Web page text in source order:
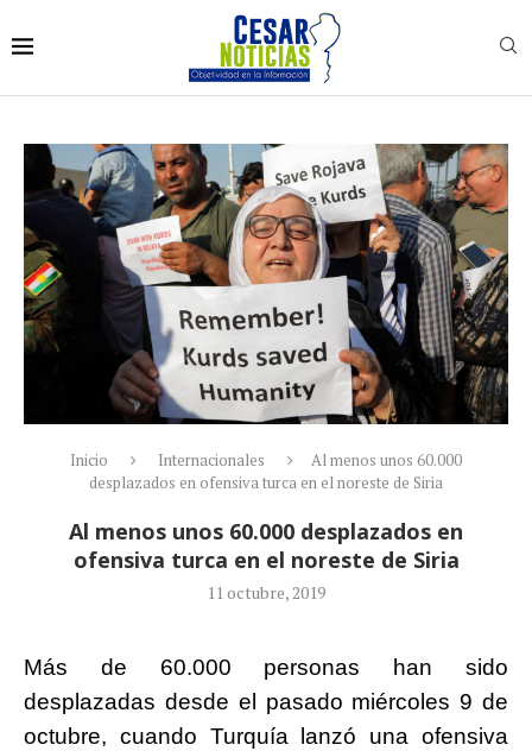
Inicio Internacionales
Al menos unos 60.000
desplazados en ofensiva turca en el noreste de Siria
Al menos unos 60.000 desplazados en
ofensiva turca en el noreste de Siria
11 octubre, 2019
Más de 60.000 personas han sido
desplazadas desde el pasado miércoles 9 de
octubre, cuando Turquía lanzó una ofensiva